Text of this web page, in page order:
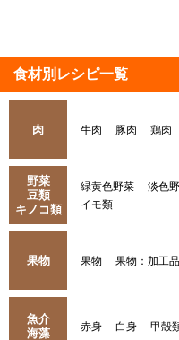
食材別レシピ一覧
肉 牛肉 豚肉 鶏肉
野菜
豆類
キノコ類
緑黄色野菜 淡色
イモ類
果物 果物 果物：加工品
魚介
海藻
赤身 白身 甲殻